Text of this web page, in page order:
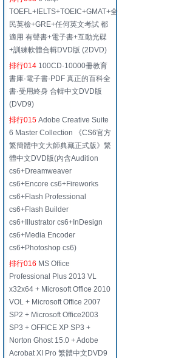
TOEFL+IELTS+TOEIC+GMAT+全
民英檢+GRE+任何英文考試 都
適用 有聲書+電子書+互動光碟
+訓練軟體合輯DVD版 (2DVD)
排行014 100CD·10000冊教育
書庫·電子書·PDF 真正的百科全
書·受用終身 合輯中文DVD版
(DVD9)
排行015 Adobe Creative Suite
6 Master Collection 《CS6官方
繁簡體中文大師典藏正式版》繁
體中文DVD版(內含Audition
cs6+Dreamweaver
cs6+Encore cs6+Fireworks
cs6+Flash Professional
cs6+Flash Builder
cs6+Illustrator cs6+InDesign
cs6+Media Encoder
cs6+Photoshop cs6)
排行016 MS Office
Professional Plus 2013 VL
x32x64 + Microsoft Office 2010
VOL + Microsoft Office 2007
SP2 + Microsoft Office2003
SP3 + OFFICE XP SP3 +
Norton Ghost 15.0 + Adobe
Acrobat XI Pro 繁體中文DVD9